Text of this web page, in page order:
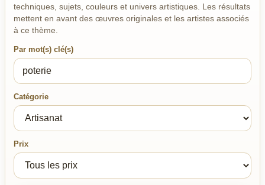
techniques, sujets, couleurs et univers artistiques. Les résultats
mettent en avant des œuvres originales et les artistes associés
à ce thème.
Par mot(s) clé(s)
Catégorie
Prix